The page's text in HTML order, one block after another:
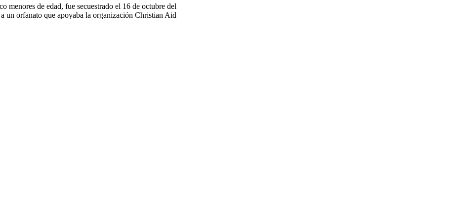
menores de edad, fue secuestrado el 16 de octubre del
un orfanato que apoyaba la organización Christian Aid